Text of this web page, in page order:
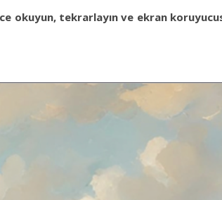
okuyun, tekrarlayın ve ekran